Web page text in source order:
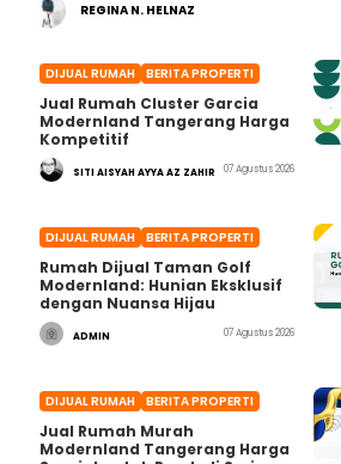
REGINA N. HELNAZ
DIJUAL RUMAH BERITA PROPERTI
Jual Rumah Cluster Garcia
Modernland Tangerang Harga
Kompetitif
SITI AISYAH AYYA AZ ZAHIR 07 Agustus 2026
DIJUAL RUMAH BERITA PROPERTI
Rumah Dijual Taman Golf
Modernland: Hunian Eksklusif
dengan Nuansa Hijau
ADMIN 07 Agustus 2026
DIJUAL RUMAH BERITA PROPERTI
Jual Rumah Murah
Modernland Tangerang Harga